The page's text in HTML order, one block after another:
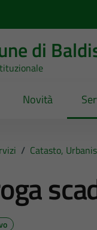
di
Novità
/ Catasto,